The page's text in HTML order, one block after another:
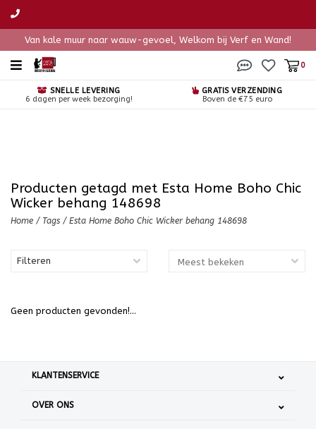
Van kale muur naar wauw-gevoel, Welkom bij Verf en Wand!
0
SNELLE LEVERING
6 dagen per week bezorging!
GRATIS VERZENDING
Boven de €75 euro
Producten getagd met Esta Home Boho Chic
Wicker behang 148698
Home / Tags / Esta Home Boho Chic Wicker behang 148698
Filteren
Geen producten gevonden!...
KLANTENSERVICE
OVER ONS